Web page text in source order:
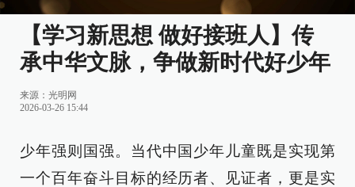
【学习新思想 做好接班人】传
承中华文脉，争做新时代好少年
来源： 光明网
2026-03-26 15:44
少年强则国强。当代中国少年儿童既是实现第
一个百年奋斗目标的经历者、见证者，更是实